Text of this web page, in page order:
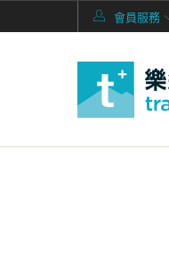
會員服務